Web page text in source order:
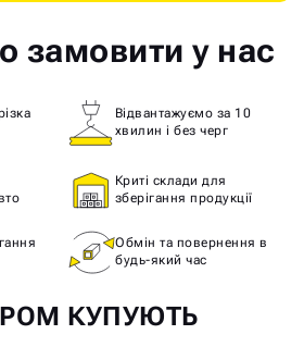
замовити у нас
Відвантажуємо за 10
хвилин і без черг
Криті склади для
зберігання продукції
Обмін та повернення в
будь-який час
КУПУЮТЬ